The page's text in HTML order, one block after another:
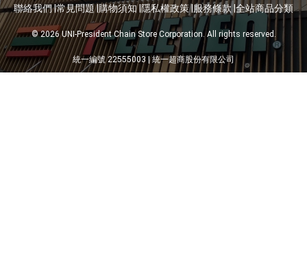
聯絡我們 |常見問題 |購物須知 |隱私權政策 |服務條款 | 全站商品分類
© 2026 UNI-President Chain Store Corporation. All rights reserved.
統一編號 22555003 | 統一超商股份有限公司